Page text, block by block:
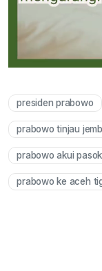
presiden prabowo
prabowo tinjau
prabowo akui
prabowo ke aceh